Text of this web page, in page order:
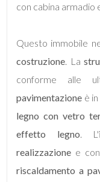
con cabina armadio
Questo immobile
costruzione. La
conforme alle
pavimentazione è in
legno con vetro
effetto legno. L'
realizzazione e
riscaldamento a
minimi
2
3